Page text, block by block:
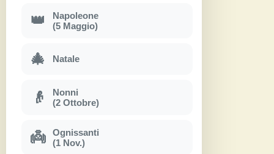
👑
Napoleone
(5 Maggio)
🎄 Natale
👴
Nonni
(2 Ottobre)
👼
Ognissanti
(1 Nov.)